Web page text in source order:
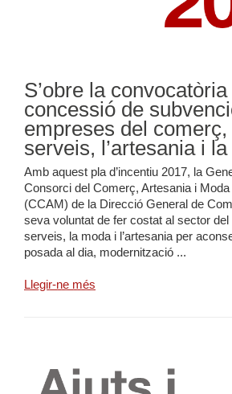
S’obre la
concessió de
empreses del comerç,
serveis, l’artesania i
Amb aquest pla d’incentiu 2017, la
Consorci del Comerç, Artesania i
(CCAM) de la Direcció General de
seva voluntat de fer costat al sector
serveis, la moda i l’artesania per
posada al dia, modernització ...
Llegir-ne més